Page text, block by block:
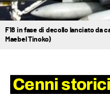
F18 in fase di decollo lanciato da
Maebel Tinoko)
Cenni storici